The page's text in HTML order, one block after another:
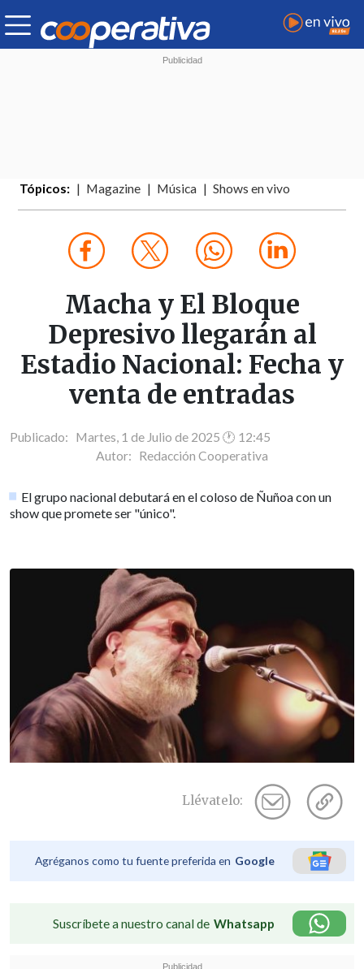
Tópicos: Magazine Música Shows en vivo
Macha y El Bloque
Depresivo llegarán al
Estadio Nacional: Fecha y
venta de entradas
Publicado: Martes, 1 de Julio de 2025 🕐 12:45
Autor: Redacción Cooperativa
El grupo nacional debutará en el coloso de Ñuñoa con un
show que promete ser "único".
Llévatelo:
Agréganos como tu fuente preferida en Google
Suscríbete a nuestro canal de Whatsapp